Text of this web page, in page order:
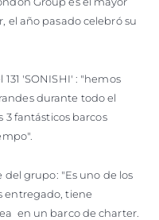
el año pasado celebró su
'SONISHI' : "hemos
durante todo el
3 fantásticos barcos
grupo: "Es uno de los
entregado, tiene
en un barco de charter.